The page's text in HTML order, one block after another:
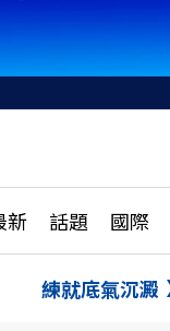
新 話題 國際
話題
練就底氣沉澱